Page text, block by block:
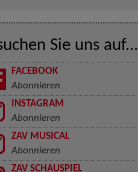
Sie uns auf...
FACEBOOK
Abonnieren
INSTAGRAM
Abonnieren
ZAV MUSICAL
Abonnieren
ZAV SCHAUSPIEL